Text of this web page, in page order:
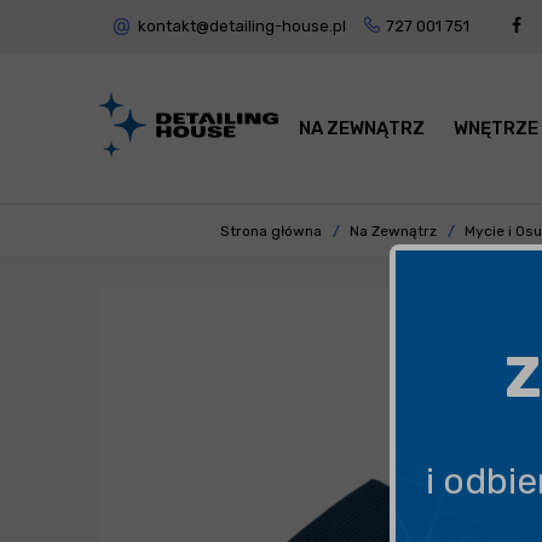
kontakt@detailing-house.pl 727 001 751
NA ZEWNĄTRZ WNĘTRZE
Strona główna Na Zewnątrz Mycie i
i